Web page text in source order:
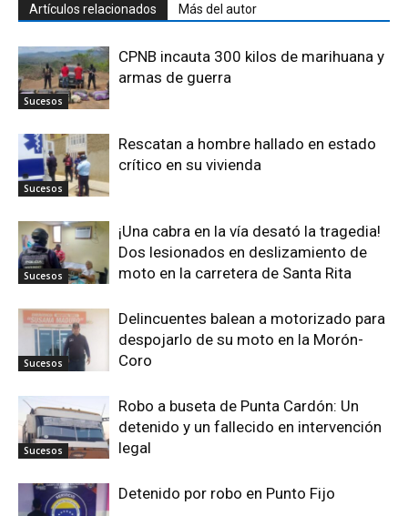
Artículos relacionados Más del autor
Sucesos
CPNB incauta 300 kilos de marihuana y
armas de guerra
Sucesos
Rescatan a hombre hallado en estado
crítico en su vivienda
Sucesos
¡Una cabra en la vía desató la tragedia!
Dos lesionados en deslizamiento de
moto en la carretera de Santa Rita
Sucesos
Delincuentes balean a motorizado para
despojarlo de su moto en la Morón-
Coro
Sucesos
Robo a buseta de Punta Cardón: Un
detenido y un fallecido en intervención
legal
Detenido por robo en Punto Fijo